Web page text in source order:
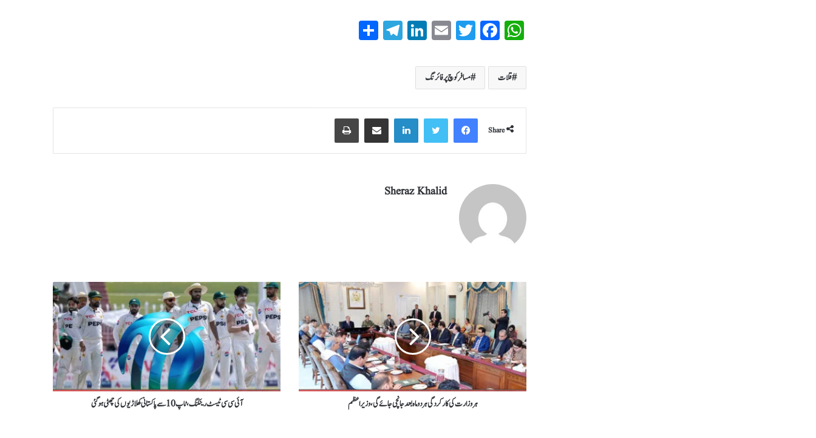
W
ha
ts
A
pp
Fa
ce
bo
ok
T
wi
tte
r
E
m
ail
Li
nk
T
el
m
قلات مسافر کوچ پر فائرنگ
Share
Sheraz Khalid
ہر وزارت کی کارکردگی ہر دو ماہ بعد جانچی جائے گی،وزیراعظم آئی سی سی ٹیسٹ رینکنگ،ٹاپ 10سےپاکستانی کھلاڑیوں کی چھٹی ہوگئی